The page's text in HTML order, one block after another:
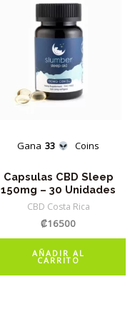
Gana 33 Coins
Capsulas CBD Sleep
150mg – 30 Unidades
CBD Costa Rica
₡16500
AÑADIR AL
CARRITO